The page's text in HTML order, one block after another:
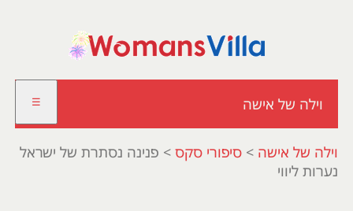
וילה של אישה ☰
וילה של אישה > סיפורי סקס > פנינה נסתרת של ישראל
נערות ליווי